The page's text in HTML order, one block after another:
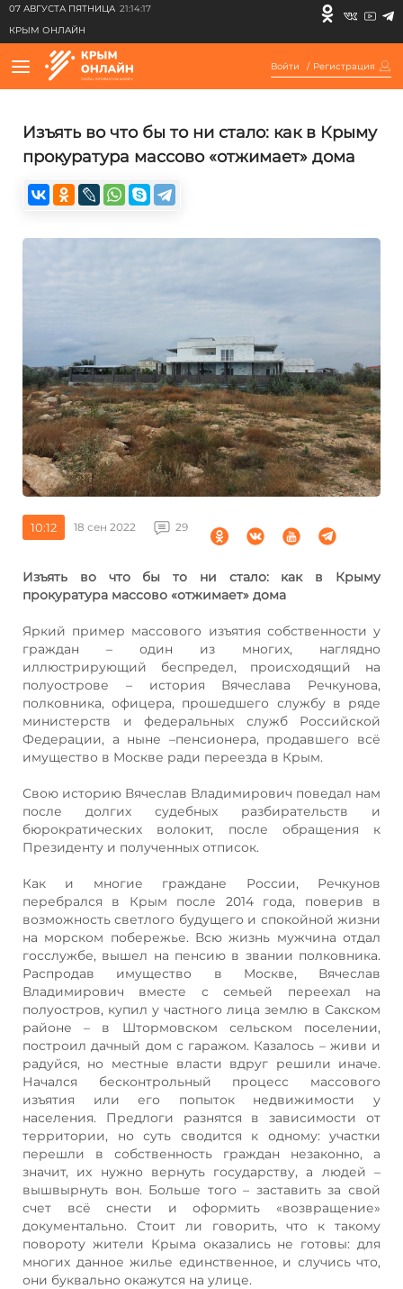
07 АВГУСТА ПЯТНИЦА 21:14:17
КРЫМ ОНЛАЙН
Войти / Регистрация
Изъять во что бы то ни стало: как в Крыму
прокуратура массово «отжимает» дома
10:12 18 сен 2022 29
Изъять во что бы то ни стало: как в Крыму
прокуратура массово «отжимает» дома
Яркий пример массового изъятия собственности у
граждан – один из многих, наглядно
иллюстрирующий беспредел, происходящий на
полуострове – история Вячеслава Речкунова,
полковника, офицера, прошедшего службу в ряде
министерств и федеральных служб Российской
Федерации, а ныне –пенсионера, продавшего всё
имущество в Москве ради переезда в Крым.
Свою историю Вячеслав Владимирович поведал нам
после долгих судебных разбирательств и
бюрократических волокит, после обращения к
Президенту и полученных отписок.
Как и многие граждане России, Речкунов
перебрался в Крым после 2014 года, поверив в
возможность светлого будущего и спокойной жизни
на морском побережье. Всю жизнь мужчина отдал
госслужбе, вышел на пенсию в звании полковника.
Распродав имущество в Москве, Вячеслав
Владимирович вместе с семьей переехал на
полуостров, купил у частного лица землю в Сакском
районе – в Штормовском сельском поселении,
построил дачный дом с гаражом. Казалось – живи и
радуйся, но местные власти вдруг решили иначе.
Начался бесконтрольный процесс массового
изъятия или его попыток недвижимости у
населения. Предлоги разнятся в зависимости от
территории, но суть сводится к одному: участки
перешли в собственность граждан незаконно, а
значит, их нужно вернуть государству, а людей –
вышвырнуть вон. Больше того – заставить за свой
счет всё снести и оформить «возвращение»
документально. Стоит ли говорить, что к такому
повороту жители Крыма оказались не готовы: для
многих данное жилье единственное, и случись что,
они буквально окажутся на улице.